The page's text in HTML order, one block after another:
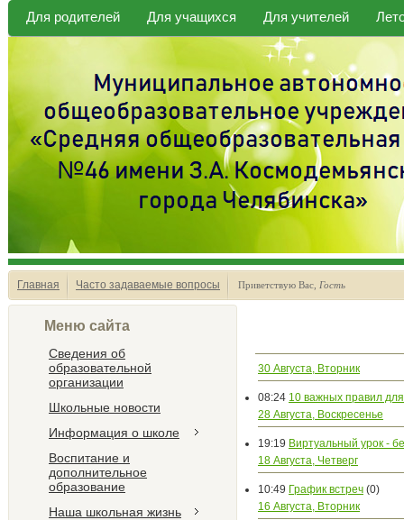
Для родителей Для учащихся Для учителей
Главная Часто задаваемые вопросы Приветствую Вас Гость
Меню сайта
Сведения об
образовательной
организации
Школьные новости
Информация о школе
Воспитание и
дополнительное
образование
Наша школьная жизнь
30 Августа, Вторник
08:24 10 важных правил
28 Августа, Воскресенье
19:19 Виртуальный урок -
18 Августа, Четверг
10:49 График встреч (0)
16 Августа, Вторник